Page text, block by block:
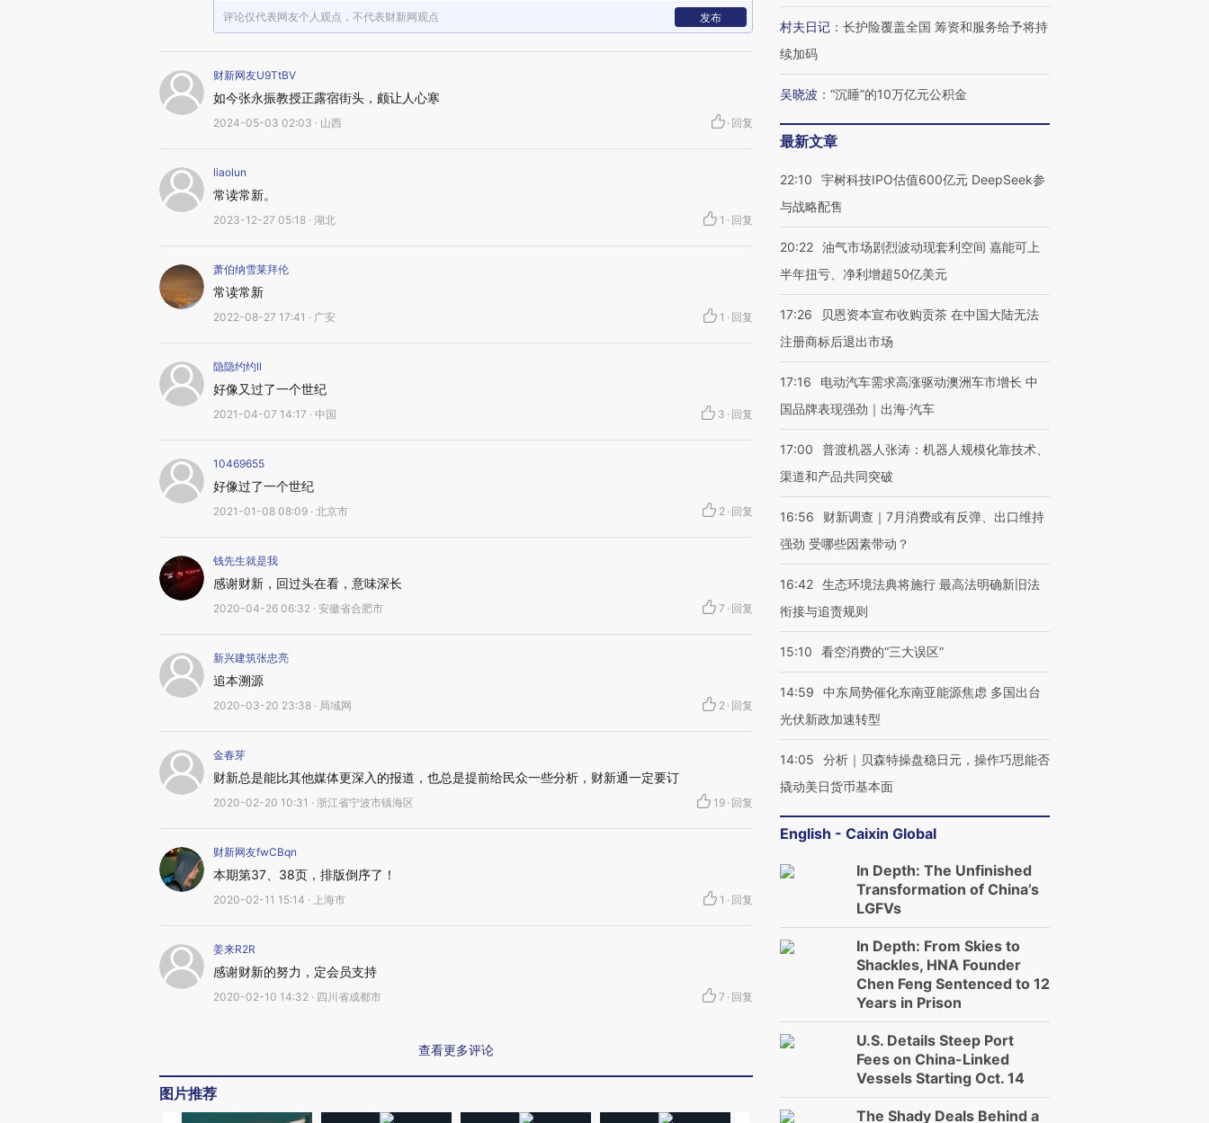
评论仅代表网友个人观点，不代表财新网观点 发布
财新网友U9TtBV
如今张永振教授正露宿街头，颇让人心寒
2024-05-03 02:03 · 山西 · 回复
liaolun
常读常新。
2023-12-27 05:18 · 湖北 1 · 回复
萧伯纳雪莱拜伦
常读常新
2022-08-27 17:41 · 广安 1 · 回复
隐隐约约ll
好像又过了一个世纪
2021-04-07 14:17 · 中国 3 · 回复
10469655
好像过了一个世纪
2021-01-08 08:09 · 北京市 2 · 回复
钱先生就是我
感谢财新，回过头在看，意味深长
2020-04-26 06:32 · 安徽省合肥市 7 · 回复
新兴建筑张忠亮
追本溯源
2020-03-20 23:38 · 局域网 2 · 回复
金春芽
财新总是能比其他媒体更深入的报道，也总是提前给民众一些分析，财新通一定要订
2020-02-20 10:31 · 浙江省宁波市镇海区 19 · 回复
财新网友fwCBqn
本期第37、38页，排版倒序了！
2020-02-11 15:14 · 上海市 1 · 回复
姜来R2R
感谢财新的努力，定会员支持
2020-02-10 14:32 · 四川省成都市 7 · 回复
查看更多评论
图片推荐
村夫日记 ： 长护险覆盖全国 筹资和服务给予将持
续加码
吴晓波 ： “沉睡”的10万亿元公积金
最新文章
22:10
宇树科技IPO估值600亿元 DeepSeek参
与战略配售
20:22 油气市场剧烈波动现套利空间 嘉能可上
半年扭亏、净利增超50亿美元
17:26
贝恩资本宣布收购贡茶 在中国大陆无法
注册商标后退出市场
17:16
电动汽车需求高涨驱动澳洲车市增长 中
国品牌表现强劲｜出海·汽车
17:00
普渡机器人张涛：机器人规模化靠技术、
渠道和产品共同突破
16:56
财新调查｜7月消费或有反弹、出口维持
强劲 受哪些因素带动？
16:42 生态环境法典将施行 最高法明确新旧法
衔接与追责规则
15:10 看空消费的“三大误区”
14:59
中东局势催化东南亚能源焦虑 多国出台
光伏新政加速转型
14:05
分析｜贝森特操盘稳日元，操作巧思能否
撬动美日货币基本面
English - Caixin Global
In Depth: The Unfinished
Transformation of China’s
LGFVs
In Depth: From Skies to
Shackles, HNA Founder
Chen Feng Sentenced to 12
Years in Prison
U.S. Details Steep Port
Fees on China-Linked
Vessels Starting Oct. 14
The Shady Deals Behind a